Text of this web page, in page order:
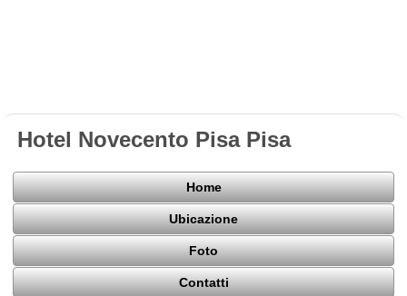
Hotel Novecento Pisa Pisa
Home
Ubicazione
Foto
Contatti